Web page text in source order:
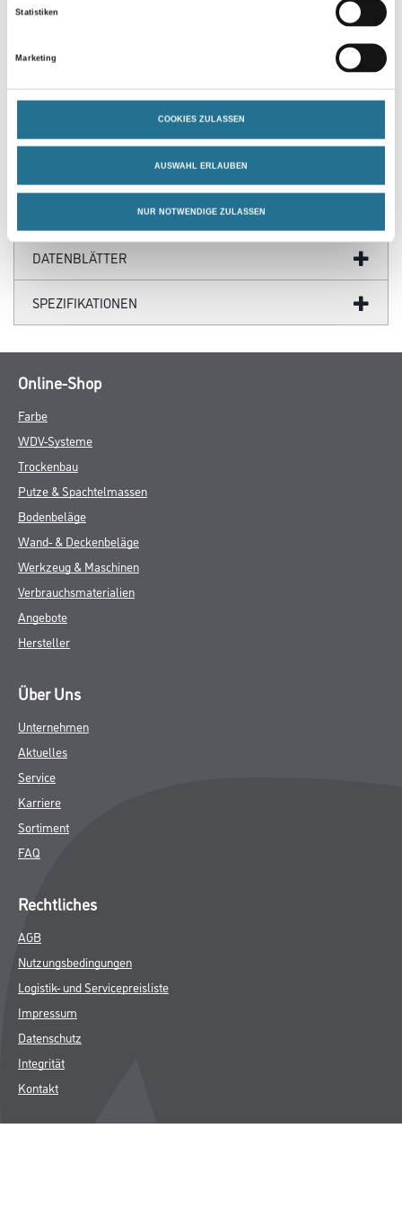
Statistiken
Marketing
COOKIES ZULASSEN
AUSWAHL ERLAUBEN
NUR NOTWENDIGE ZULASSEN
- Schnell und sauber anzuwenden
GEFAHRENHINWEISE
DATENBLÄTTER
SPEZIFIKATIONEN
Online-Shop
Farbe
WDV-Systeme
Trockenbau
Putze & Spachtelmassen
Bodenbeläge
Wand- & Deckenbeläge
Werkzeug & Maschinen
Verbrauchsmaterialien
Angebote
Hersteller
Über Uns
Unternehmen
Aktuelles
Service
Karriere
Sortiment
FAQ
Rechtliches
AGB
Nutzungsbedingungen
Logistik- und Servicepreisliste
Impressum
Datenschutz
Integrität
Kontakt